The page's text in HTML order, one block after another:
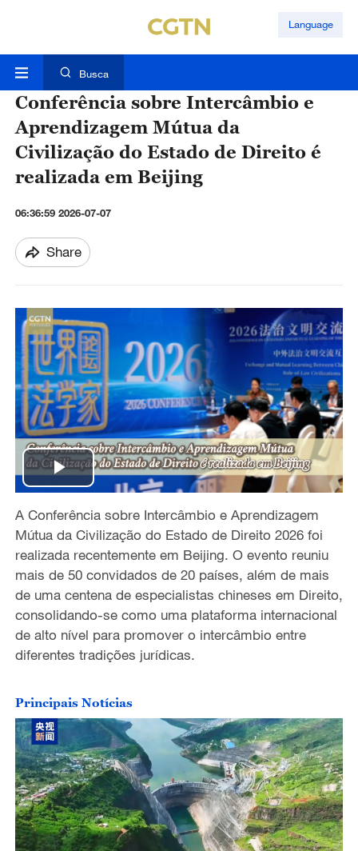
Language
Busca
Conferência sobre Intercâmbio e
Aprendizagem Mútua da
Civilização do Estado de Direito é
realizada em Beijing
06:36:59 2026-07-07
Share
P
l
a
y
V
i
d
e
o
A Conferência sobre Intercâmbio e Aprendizagem
Mútua da Civilização do Estado de Direito 2026 foi
realizada recentemente em Beijing. O evento reuniu
mais de 50 convidados de 20 países, além de mais
de uma centena de especialistas chineses em Direito,
consolidando-se como uma plataforma internacional
de alto nível para promover o intercâmbio entre
diferentes tradições jurídicas.
Principais Notícias